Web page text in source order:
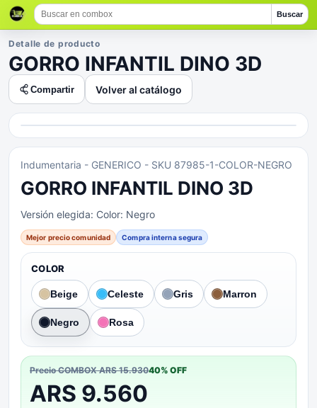
Buscar
Detalle de producto
GORRO INFANTIL DINO 3D
Compartir Volver al catálogo
Indumentaria - GENERICO - SKU 87985-1-COLOR-NEGRO
GORRO INFANTIL DINO 3D
Versión elegida: Color: Negro
Mejor precio comunidad Compra interna segura
COLOR
Beige Celeste Gris Marron
Negro Rosa
Precio COMBOXARS 15.93040% OFF
ARS 9.560